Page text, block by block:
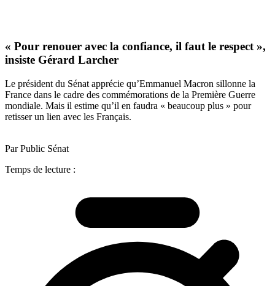
« Pour renouer avec la confiance, il faut le respect »,
insiste Gérard Larcher
Le président du Sénat apprécie qu’Emmanuel Macron sillonne la
France dans le cadre des commémorations de la Première Guerre
mondiale. Mais il estime qu’il en faudra « beaucoup plus » pour
retisser un lien avec les Français.
Par Public Sénat
Temps de lecture :